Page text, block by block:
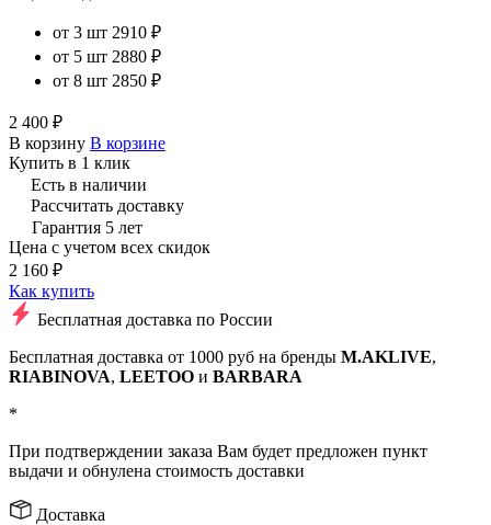
от 3 шт 2910 ₽
от 5 шт 2880 ₽
от 8 шт 2850 ₽
2 400 ₽
В корзину В корзине
Купить в 1 клик
Есть в наличии
Рассчитать доставку
Гарантия 5 лет
Цена с учетом всех скидок
2 160 ₽
Как купить
Бесплатная доставка по России
Бесплатная доставка от 1000 руб на бренды M.AKLIVE,
RIABINOVA, LEETOO и BARBARA
*
При подтверждении заказа Вам будет предложен пункт
выдачи и обнулена стоимость доставки
Доставка